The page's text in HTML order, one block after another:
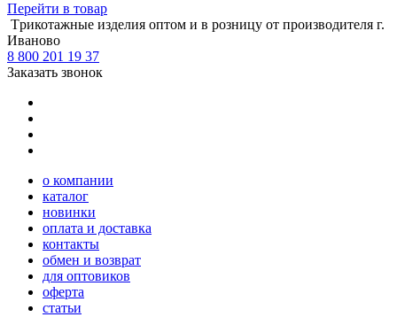
Перейти в товар
Tрикотажные изделия оптом и в розницу от производителя г.
Иваново
8 800 201 19 37
Заказать звонок
о компании
каталог
новинки
оплата и доставка
контакты
обмен и возврат
для оптовиков
оферта
статьи